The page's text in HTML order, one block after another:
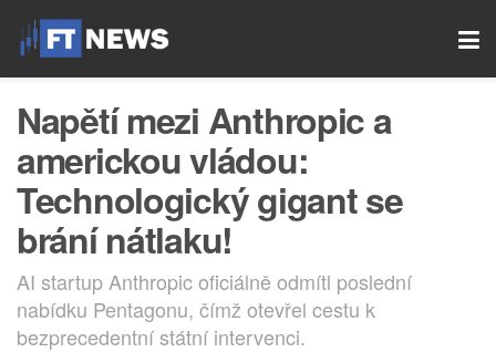
Napětí mezi Anthropic a
americkou vládou:
Technologický gigant se
brání nátlaku!
AI startup Anthropic oficiálně odmítl poslední
nabídku Pentagonu, čímž otevřel cestu k
bezprecedentní státní intervenci.